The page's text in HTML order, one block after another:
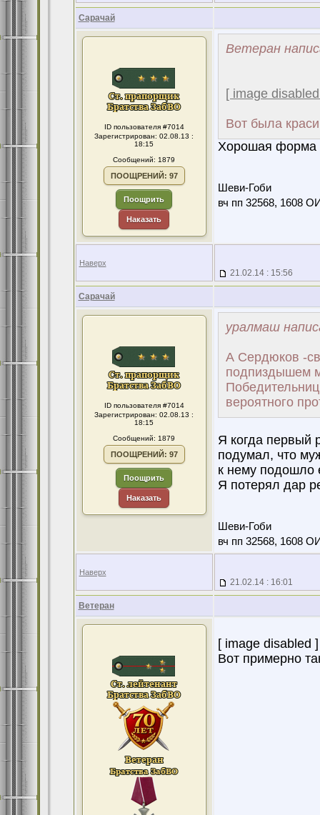
Сарачай
ID пользователя #7014
Зарегистрирован: 02.08.13 :
18:15
Сообщений: 1879
ПООЩРЕНИЙ: 97
Поощрить
Наказать
Ветеран
[ image
Вот была
Хорошая форма
Шеви-Гоби
вч пп 32568, 1608
Наверх
21.02.14 : 15:56
Сарачай
ID пользователя #7014
Зарегистрирован: 02.08.13 :
18:15
Сообщений: 1879
ПООЩРЕНИЙ: 97
Поощрить
Наказать
уралмаш
А Сердюков -
подпиздышем
вероятного
Я когда первый
подумал, что
к нему подошло
Я потерял дар
Шеви-Гоби
вч пп 32568, 1608
Наверх
21.02.14 : 16:01
Ветеран
[ image disabled ]
Вот примерно